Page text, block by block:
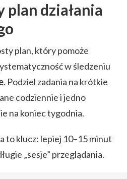
plan działania
plan, który pomoże
w śledzeniu
. Podziel zadania na krótkie
codziennie i jedno
na koniec tygodnia.
to klucz: lepiej 10–15 minut
„sesje” przeglądania.